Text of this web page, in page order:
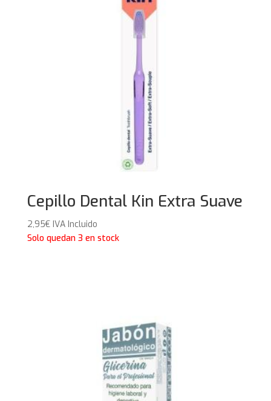
Cepillo Dental Kin Extra Suave
2,95€ IVA Incluido
Solo quedan 3 en stock